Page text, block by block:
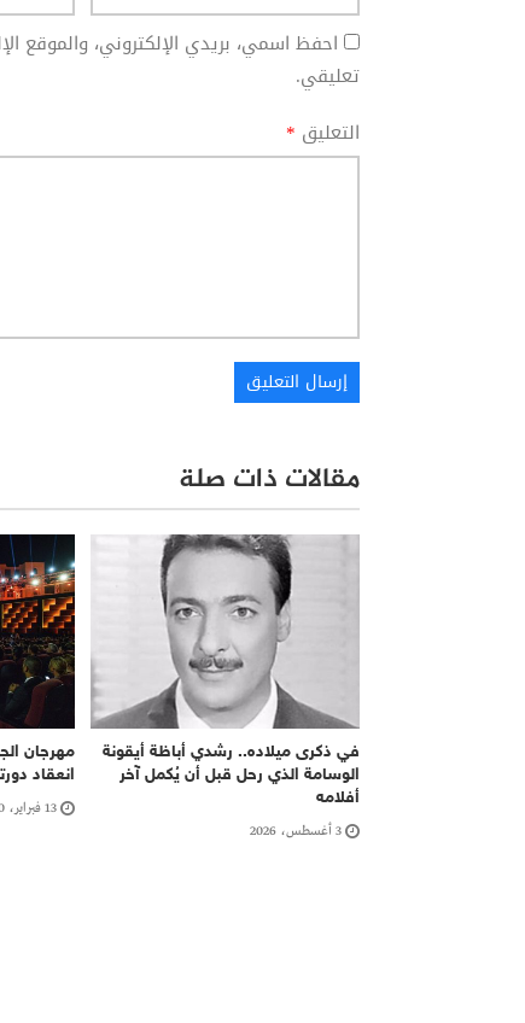
احفظ اسمي، بريدي الإلكتروني، والموقع
تعليقي.
التعليق *
مقالات ذات صلة
في ذكرى ميلاده.. رشدي أباظة أيقونة
الوسامة الذي رحل قبل أن يُكمل آخر
أفلامه
3 أغسطس، 2026
مهرجان
انعقاد
13 فبراير، 2020